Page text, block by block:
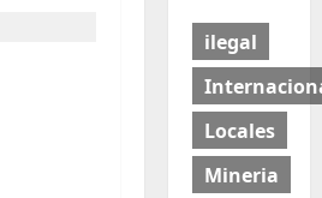
ilegal
Locales
Mineria